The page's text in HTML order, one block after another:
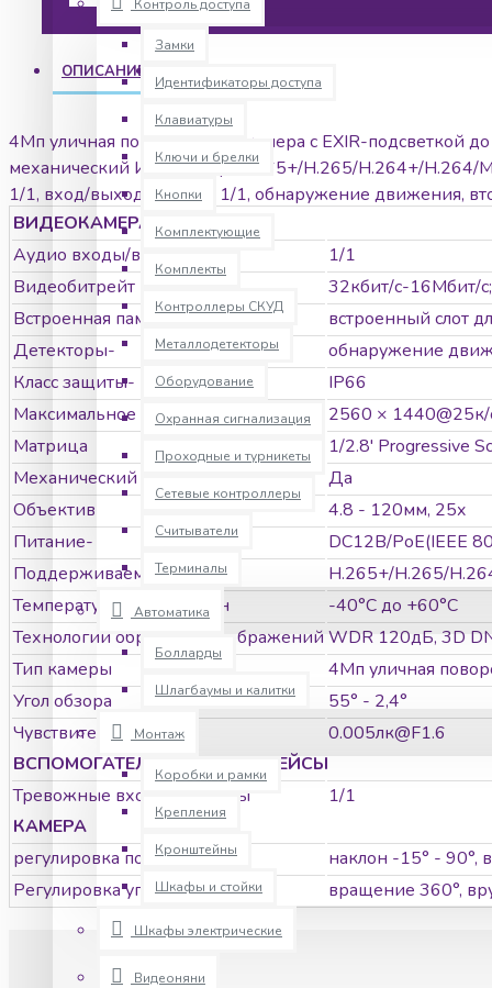
Контроль доступа
Замки
Идентификаторы доступа
Клавиатуры
Ключи и брелки
Кнопки
Комплектующие
Комплекты
Контроллеры СКУД
Металлодетекторы
Оборудование
Охранная сигнализация
Проходные и турникеты
Сетевые контроллеры
Считыватели
Терминалы
Автоматика
Болларды
Шлагбаумы и калитки
Монтаж
Коробки и рамки
Крепления
Кронштейны
Шкафы и стойки
Шкафы электрические
Видеоняни
ОПИСАНИЕ
4Мп уличная поворотная IP-камера с EXIR-подсветкой
механический ИК-фильтр; H.265+/H.265/H.264+/H.264/
1/1, вход/выход тревоги 1/1, обнаружение движения,
для microSD карты до 256Гб; вращение 360°, вручную:
видеобитрейт 32кбит/с-16Мбит/с; защита от
ВИДЕОКАМЕРА IP
Аудио входы/выходы
1/1
Видеобитрейт
32кбит/с-16Мбит/
Встроенная память
встроенный слот
Детекторы-
обнаружение
Класс защиты-
IP66
Максимальное разрешение записи
2560 × 1440@25к/
Матрица
1/2.8' Progressive
Механический ИК-фильтр
Да
Объектив
4.8 - 120мм, 25x
Питание-
DC12В/PoE(IEEE
Поддерживаемые кодеки
H.265+/H.265/
Температурный диапазон
-40°C до +60°C
Технологии обработки изображений WDR 120дБ, 3D
Тип камеры
4Мп уличная
Угол обзора
55° - 2,4°
Чувствительность
0.005лк@F1.6
ВСПОМОГАТЕЛЬНЫЕ ИНТЕРФЕЙСЫ
Тревожные входы / выходы
1/1
КАМЕРА
регулировка по оси
наклон -15° - 90°,
Регулировка угла наблюдения
вращение 360°,